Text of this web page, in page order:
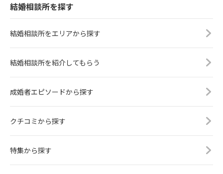
結婚相談所を探す
結婚相談所をエリアから探す
結婚相談所を紹介してもらう
成婚者エピソードから探す
クチコミから探す
特集から探す